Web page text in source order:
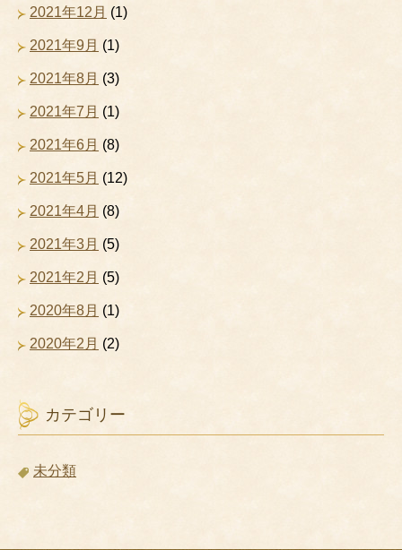
2021年12月 (1)
2021年9月 (1)
2021年8月 (3)
2021年7月 (1)
2021年6月 (8)
2021年5月 (12)
2021年4月 (8)
2021年3月 (5)
2021年2月 (5)
2020年8月 (1)
2020年2月 (2)
カテゴリー
未分類